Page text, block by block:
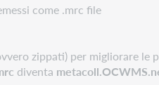
come .mrc file
zippati) per migliorare le
diventa